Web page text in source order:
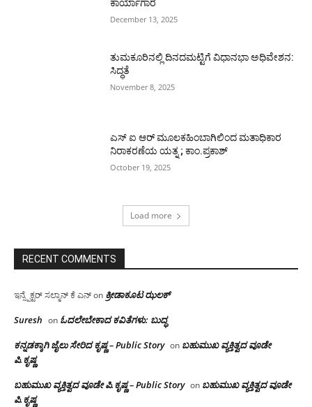
ಕಾರ್ಯಾಗಾರ
December 13, 2025
ತುಮಕೂರಿನಲ್ಲಿ ದಿನದಮಟ್ಟಿಗೆ ವಿಧಾನಭಾ ಅಧಿವೇಶನ:
ಸಿದ್ಧತೆ
November 8, 2025
ಎಸ್ ಐ ಆರ್ ಮೂಲಕಹಿಂಬಾಗಿಲಿಂದ ಮತಾಧಿಕಾರ
ನಿರಾಕರಣೆಯ ಯತ್ನ ; ಕಾಂ.ಪ್ರಕಾಶ್
October 19, 2025
Load more
RECENT COMMENTS
ಇನ್ಸ್ಪೆಕ್ಟರ್ ಸಲ್ಮಾನ್ ಕೆ ಎನ್on ಕ್ರೀಡಾಕೂಟ ಝಲಕ್
Suresh on ಓದಲೇಬೇಕಾದ‌ ಕವಿತೆಗಳು: ಬುದ್ಧ
ಕನ್ನಡಕ್ಕಾಗಿ ಜೈಲು ಸೇರಿದ ಕೃಷ್ಣ – Public Story on ಬಹುಮುಖ ವ್ಯಕ್ತಿತ್ವದ ವೂಡೇ
ಪಿ.ಕೃಷ್ಣ
ಬಹುಮುಖ ವ್ಯಕ್ತಿತ್ವದ ವೂಡೇ ಪಿ.ಕೃಷ್ಣ – Public Story on ಬಹುಮುಖ ವ್ಯಕ್ತಿತ್ವದ ವೂಡೇ
ಪಿ.ಕೃಷ್ಣ